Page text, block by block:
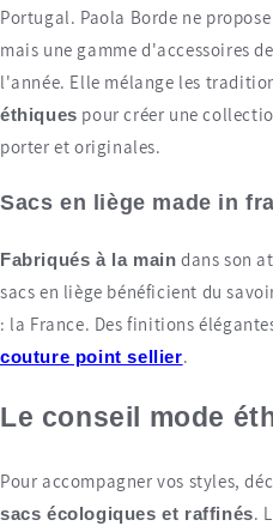
Portugal. Paola Borde ne
mais une gamme d'accessoires
l'année. Elle mélange les
éthiques pour créer une
porter et originales.
Sacs en liège made in
Fabriqués à la main dans son
sacs en liège bénéficient du
: la France. Des finitions
couture point sellier.
Le conseil mode
Pour accompagner vos styles,
sacs écologiques et raffinés.